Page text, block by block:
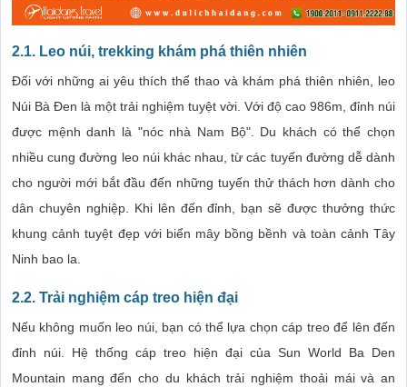
2.1. Leo núi, trekking khám phá thiên nhiên
Đối với những ai yêu thích thể thao và khám phá thiên nhiên, leo
Núi Bà Đen là một trải nghiệm tuyệt vời. Với độ cao 986m, đỉnh núi
được mệnh danh là "nóc nhà Nam Bộ". Du khách có thể chọn
nhiều cung đường leo núi khác nhau, từ các tuyến đường dễ dành
cho người mới bắt đầu đến những tuyến thử thách hơn dành cho
dân chuyên nghiệp. Khi lên đến đỉnh, bạn sẽ được thưởng thức
khung cảnh tuyệt đẹp với biển mây bồng bềnh và toàn cảnh Tây
Ninh bao la.
2.2. Trải nghiệm cáp treo hiện đại
Nếu không muốn leo núi, bạn có thể lựa chọn cáp treo để lên đến
đỉnh núi. Hệ thống cáp treo hiện đại của Sun World Ba Den
Mountain mang đến cho du khách trải nghiệm thoải mái và an